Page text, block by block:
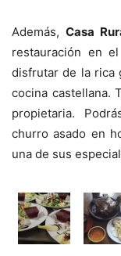
Además,Casa
restauración en
disfrutar de la rica
cocina castellana.
propietaria.
churro asado en
una de sus